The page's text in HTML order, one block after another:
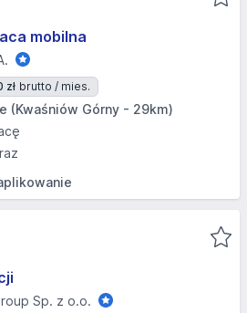
mobilna
zł brutto / mies.
(Kwaśniów Górny - 29km)
Sp. z o.o.